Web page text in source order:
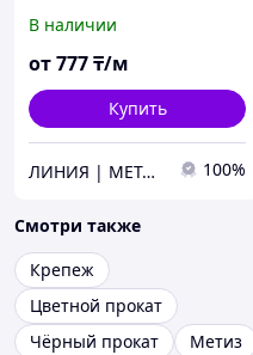
В наличии
от777₸/м
Купить
ЛИНИЯ | МЕТАЛЛА 100%
Смотри также
Крепеж
Цветной прокат
Чёрный прокат
Метиз